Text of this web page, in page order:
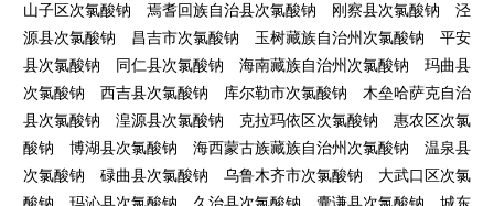
山子区次氯酸钠
焉耆回族自治县次氯酸钠 刚察县次氯酸钠
泾
源县次氯酸钠
昌吉市次氯酸钠 玉树藏族自治州次氯酸钠
平安
县次氯酸钠
同仁县次氯酸钠 海南藏族自治州次氯酸钠
玛曲县
次氯酸钠
西吉县次氯酸钠 库尔勒市次氯酸钠
木垒哈萨克自治
县次氯酸钠
湟源县次氯酸钠 克拉玛依区次氯酸钠
惠农区次氯
酸钠
博湖县次氯酸钠 海西蒙古族藏族自治州次氯酸钠
温泉县
次氯酸钠
碌曲县次氯酸钠 乌鲁木齐市次氯酸钠
大武口区次氯
酸钠
玛沁县次氯酸钠 久治县次氯酸钠 囊谦县次氯酸钠 城东